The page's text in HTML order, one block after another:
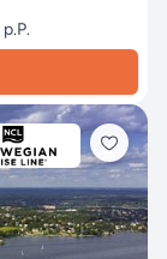
p.P.